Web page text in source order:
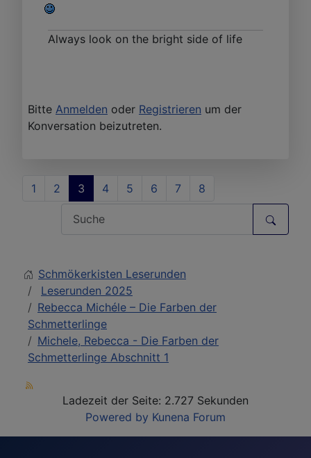
Always look on the bright side of life
Bitte Anmelden oder Registrieren um der
Konversation beizutreten.
1 2 3 4 5 6 7 8
Schmökerkisten Leserunden
Leserunden 2025
Rebecca Michéle – Die Farben der
Schmetterlinge
Michele, Rebecca - Die Farben der
Schmetterlinge Abschnitt 1
Ladezeit der Seite: 2.727 Sekunden
Powered by Kunena Forum